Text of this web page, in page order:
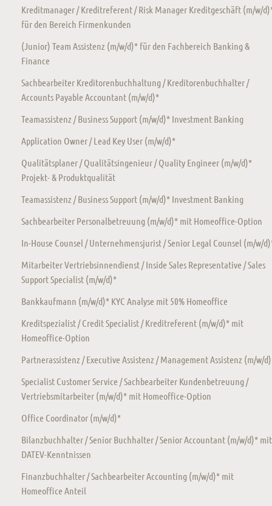
Kreditmanager / Kreditreferent / Risk Manager Kreditgeschäft (m/w/
für den Bereich Firmenkunden
(Junior) Team Assistenz (m/w/d)* für den Fachbereich Banking &
Finance
Sachbearbeiter Kreditorenbuchhaltung / Kreditorenbuchhalter /
Accounts Payable Accountant (m/w/d)*
Teamassistenz / Business Support (m/w/d)* Investment Banking
Application Owner / Lead Key User (m/w/d)*
Qualitätsplaner / Qualitätsingenieur / Quality Engineer (m/w/d)*
Projekt- & Produktqualität
Teamassistenz / Business Support (m/w/d)* Investment Banking
Sachbearbeiter Personalbetreuung (m/w/d)* mit Homeoffice-Option
In-House Counsel / Unternehmensjurist / Senior Legal Counsel (m/w/
Mitarbeiter Vertriebsinnendienst / Inside Sales Representative / Sales
Support Specialist (m/w/d)*
Bankkaufmann (m/w/d)* KYC Analyse mit 50% Homeoffice
Kreditspezialist / Credit Specialist / Kreditreferent (m/w/d)* mit
Homeoffice-Option
Partnerassistenz / Executive Assistenz / Management Assistenz (m/w/
Specialist Customer Service / Sachbearbeiter Kundenbetreuung /
Vertriebsmitarbeiter (m/w/d)* mit Homeoffice-Option
Office Coordinator (m/w/d)*
Bilanzbuchhalter / Senior Buchhalter / Senior Accountant (m/w/d)* mit
DATEV-Kenntnissen
Finanzbuchhalter / Sachbearbeiter Accounting (m/w/d)* mit
Homeoffice Anteil